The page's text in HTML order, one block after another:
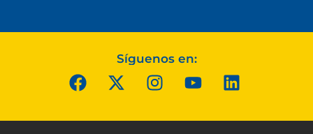
Síguenos en: